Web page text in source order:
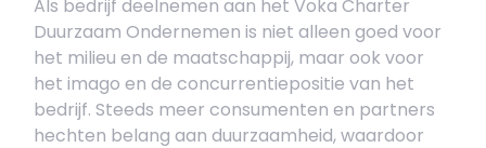
Als bedrijf deelnemen aan het Voka Charter
Duurzaam Ondernemen is niet alleen goed voor
het milieu en de maatschappij, maar ook voor
het imago en de concurrentiepositie van het
bedrijf. Steeds meer consumenten en partners
hechten belang aan duurzaamheid, waardoor